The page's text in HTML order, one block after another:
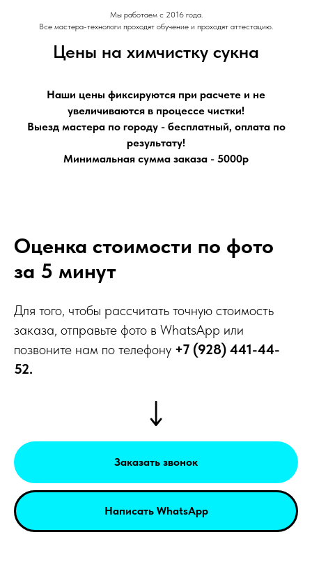
Мы работаем с 2016 года.
Все мастера-технологи проходят обучение и проходят аттестацию.
Цены на химчистку сукна
Наши цены фиксируются при расчете и не
увеличиваются в процессе чистки!
Выезд мастера по городу - бесплатный, оплата по
результату!
Минимальная сумма заказа - 5000р
Оценка стоимости по фото
за 5 минут
Для того, чтобы рассчитать точную стоимость
заказа, отправьте фото в WhatsApp или
позвоните нам по телефону +7 (928) 441-44-
52.
Заказать звонок
Написать WhatsApp